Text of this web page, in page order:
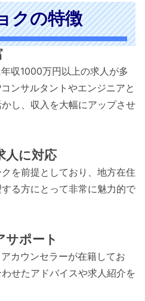
クの特徴
収1000万円以上の求人が多
ンサルタントやエンジニアと
し、収入を大幅にアップさせ
人に対応
を前提としており、地方在住
る方にとって非常に魅力的で
サポート
カウンセラーが在籍してお
せたアドバイスや求人紹介を